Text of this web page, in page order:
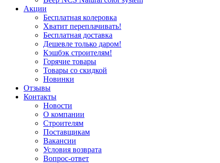
Акции
Бесплатная колеровка
Хватит переплачивать!
Бесплатная доставка
Дешевле только даром!
Кэшбэк строителям!
Горячие товары
Товары со скидкой
Новинки
Отзывы
Контакты
Новости
О компании
Строителям
Поставщикам
Вакансии
Условия возврата
Вопрос-ответ